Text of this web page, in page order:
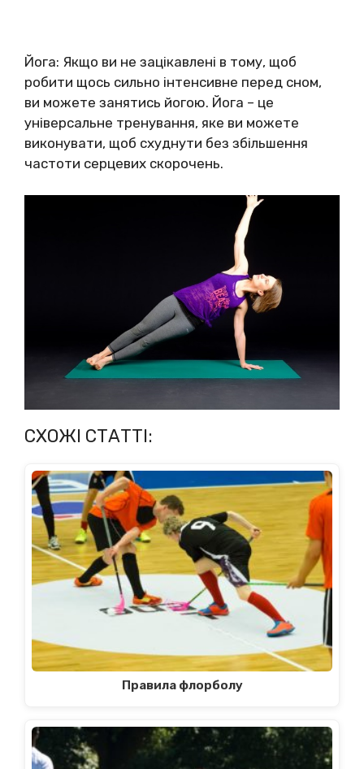
Йога: Якщо ви не зацікавлені в тому, щоб
робити щось сильно інтенсивне перед сном,
ви можете занятись йогою. Йога – це
універсальне тренування, яке ви можете
виконувати, щоб схуднути без збільшення
частоти серцевих скорочень.
СХОЖІ СТАТТІ:
Правила флорболу